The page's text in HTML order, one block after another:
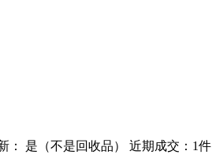
： 是（不是回收品） 近期成交：1件